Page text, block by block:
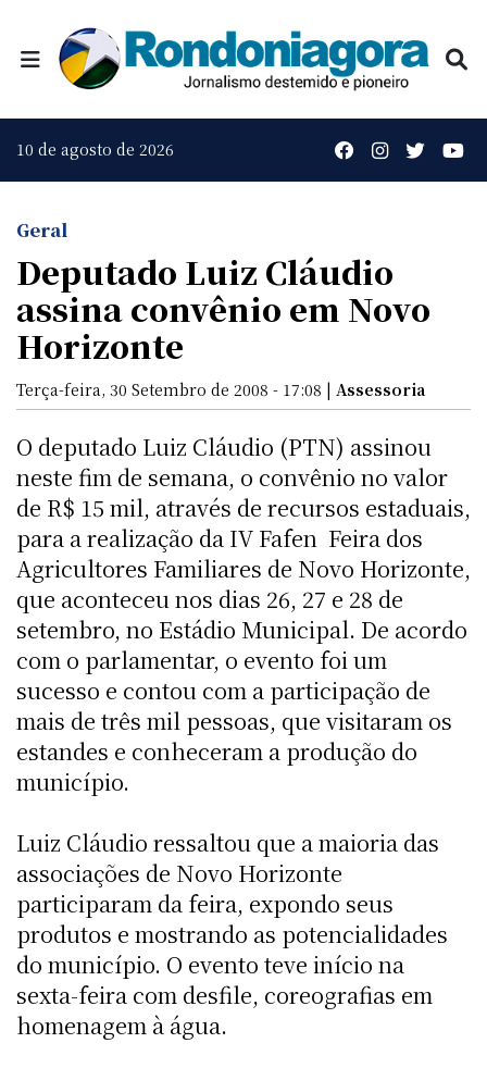
10 de agosto de 2026
Geral
Deputado Luiz Cláudio
assina convênio em Novo
Horizonte
Terça-feira, 30 Setembro de 2008 - 17:08 | Assessoria
O deputado Luiz Cláudio (PTN) assinou
neste fim de semana, o convênio no valor
de R$ 15 mil, através de recursos estaduais,
para a realização da IV Fafen  Feira dos
Agricultores Familiares de Novo Horizonte,
que aconteceu nos dias 26, 27 e 28 de
setembro, no Estádio Municipal. De acordo
com o parlamentar, o evento foi um
sucesso e contou com a participação de
mais de três mil pessoas, que visitaram os
estandes e conheceram a produção do
município.
Luiz Cláudio ressaltou que a maioria das
associações de Novo Horizonte
participaram da feira, expondo seus
produtos e mostrando as potencialidades
do município. O evento teve início na
sexta-feira com desfile, coreografias em
homenagem à água.